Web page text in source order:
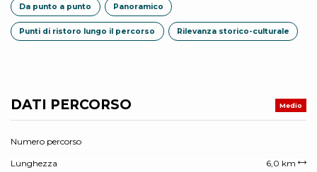
Da punto a punto Panoramico
Punti di ristoro lungo il percorso Rilevanza storico-culturale
DATI PERCORSO Medio
Numero percorso
Lunghezza 6,0 km